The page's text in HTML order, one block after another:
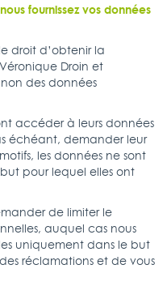
fournissez vos données
droit d’obtenir la
Droin et
des données
accéder à leurs données
échéant, demander leur
les données ne sont
pour lequel elles ont
de limiter le
auquel cas nous
uniquement dans le but
réclamations et de vous